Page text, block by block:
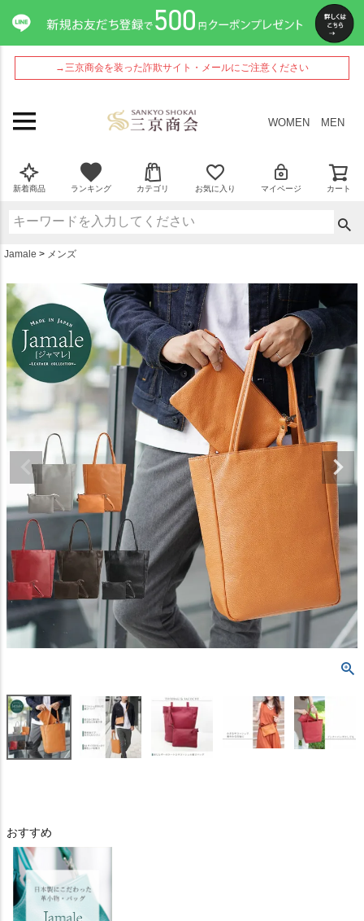
→三京商会を装った詐欺サイト・メールにご注意ください
WOMEN MEN
新着商品 ランキング カテゴリ お気に入り マイページ カート
Jamale メンズ
おすすめ
ペー
ジト
ップ
へ